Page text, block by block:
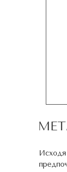
Исходя